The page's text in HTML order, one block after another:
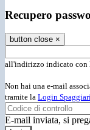
Recupero
button close ×
all'indirizzo indicato con
Non hai una e-mail
tramite la Login
E-mail inviata, si